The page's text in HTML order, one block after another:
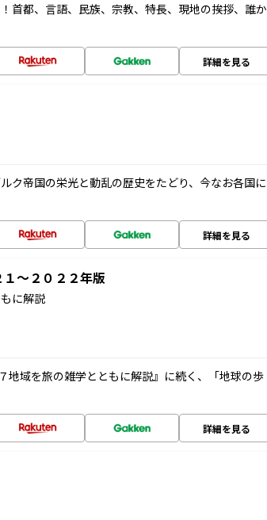
首都、言語、民族、宗教、特長、現地の挨拶、誰か
詳細を見る
ク帝国の栄光と動乱の歴史をたどり、今なお各国に
詳細を見る
～２０２２年版
に解説
地域を旅の雑学とともに解説』に続く、「地球の歩
詳細を見る